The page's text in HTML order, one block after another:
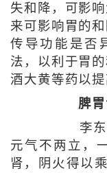
失和降，可影
来可影响胃的
传导功能是否
法，以利于胃
酒大黄等药以提
脾
李东垣
元气不两立，
肾，阴火得以